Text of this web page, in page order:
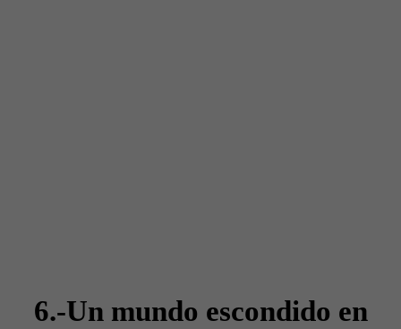
6.-Un mundo escondido en